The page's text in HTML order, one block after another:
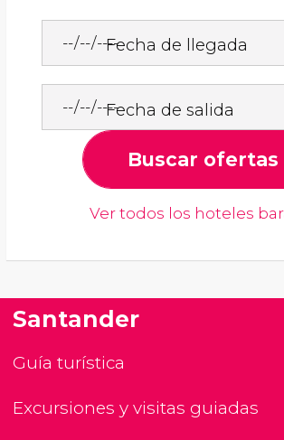
Fecha de llegada
Fecha de salida
Buscar ofertas
Ver todos los hoteles
Santander
Guía turística
Excursiones y visitas guiadas